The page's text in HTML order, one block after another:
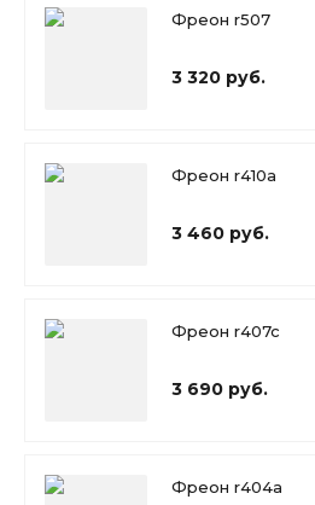
Фреон r507
3 320 руб.
Фреон r410a
3 460 руб.
Фреон r407c
3 690 руб.
Фреон r404a